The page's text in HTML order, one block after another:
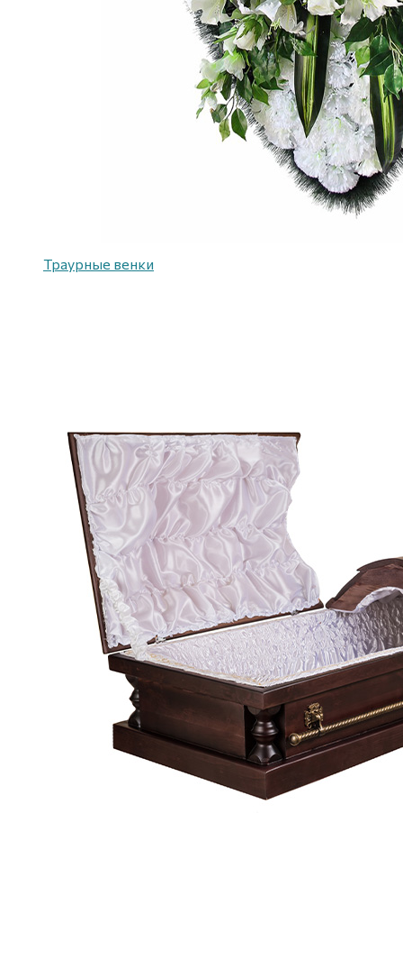
Траурные венки